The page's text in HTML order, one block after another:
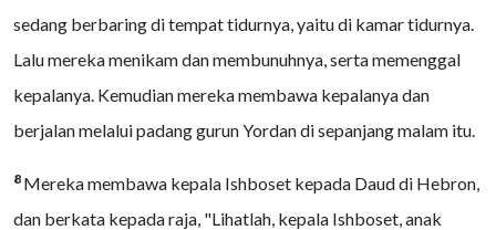
sedang berbaring di tempat tidurnya, yaitu di kamar tidurnya.
Lalu mereka menikam dan membunuhnya, serta memenggal
kepalanya. Kemudian mereka membawa kepalanya dan
berjalan melalui padang gurun Yordan di sepanjang malam itu.
8 Mereka membawa kepala Ishboset kepada Daud di Hebron,
dan berkata kepada raja, "Lihatlah, kepala Ishboset, anak